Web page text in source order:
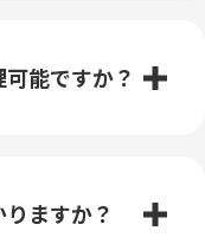
能ですか？
ますか？